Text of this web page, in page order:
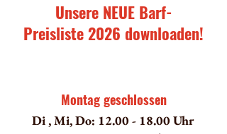
Unsere NEUE Barf-
Preisliste 2026 downloaden!
Montag geschlossen
Di , Mi, Do: 12.00 - 18.00 Uhr